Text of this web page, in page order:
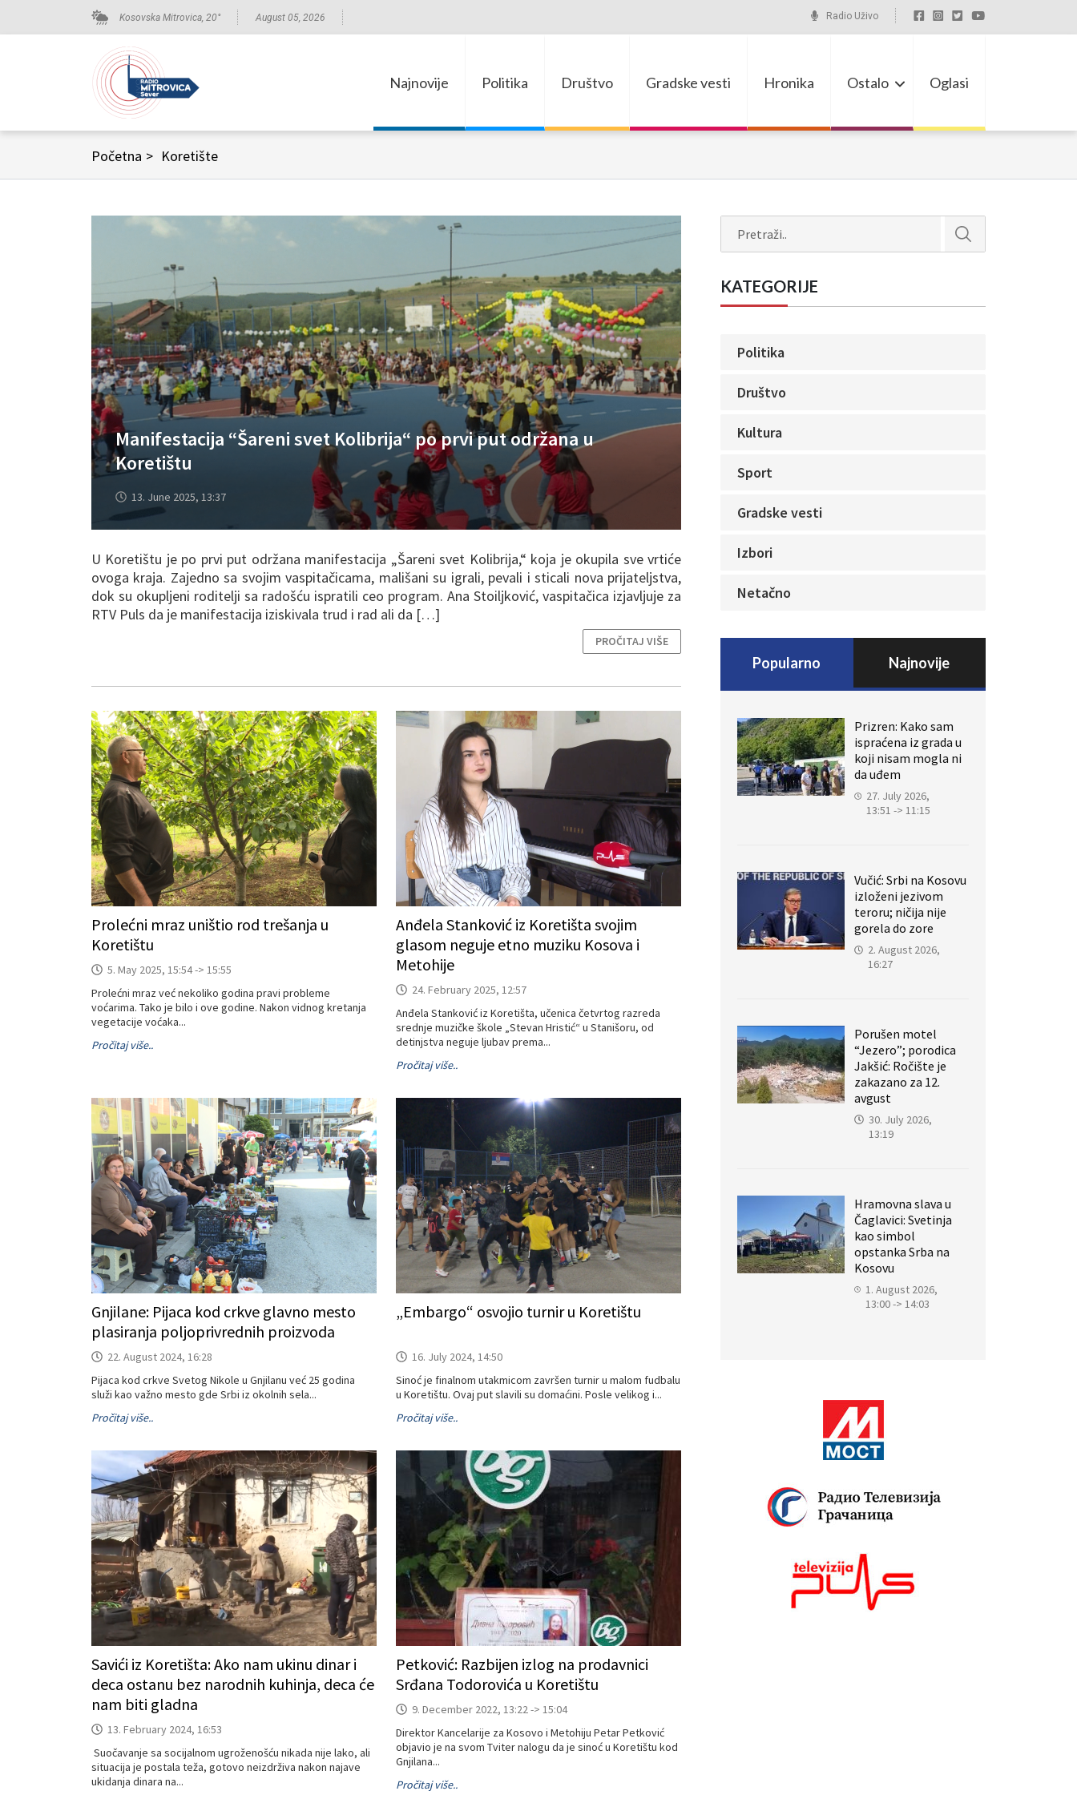
Kosovska Mitrovica, 20° August 05, 2026 Radio Uživo
Najnovije Politika Društvo Gradske vesti Hronika Ostalo Oglasi
Početna > Koretište
Manifestacija “Šareni svet Kolibrija“ po prvi put održana u
Koretištu
13. June 2025, 13:37
U Koretištu je po prvi put održana manifestacija „Šareni svet Kolibrija,“ koja je okupila sve vrtiće
ovoga kraja. Zajedno sa svojim vaspitačicama, mališani su igrali, pevali i sticali nova prijateljstva,
dok su okupljeni roditelji sa radošću ispratili ceo program. Ana Stoiljković, vaspitačica izjavljuje za
RTV Puls da je manifestacija iziskivala trud i rad ali da […]
PROČITAJ VIŠE
Prolećni mraz uništio rod trešanja u
Koretištu
5. May 2025, 15:54 -> 15:55
Prolećni mraz već nekoliko godina pravi probleme
voćarima. Tako je bilo i ove godine. Nakon vidnog kretanja
vegetacije voćaka...
Pročitaj više..
Anđela Stanković iz Koretišta svojim
glasom neguje etno muziku Kosova i
Metohije
24. February 2025, 12:57
Anđela Stanković iz Koretišta, učenica četvrtog razreda
srednje muzičke škole „Stevan Hristić“ u Stanišoru, od
detinjstva neguje ljubav prema...
Pročitaj više..
Gnjilane: Pijaca kod crkve glavno mesto
plasiranja poljoprivrednih proizvoda
22. August 2024, 16:28
Pijaca kod crkve Svetog Nikole u Gnjilanu već 25 godina
služi kao važno mesto gde Srbi iz okolnih sela...
Pročitaj više..
„Embargo“ osvojio turnir u Koretištu
16. July 2024, 14:50
Sinoć je finalnom utakmicom završen turnir u malom fudbalu
u Koretištu. Ovaj put slavili su domaćini. Posle velikog i...
Pročitaj više..
Savići iz Koretišta: Ako nam ukinu dinar i
deca ostanu bez narodnih kuhinja, deca će
nam biti gladna
13. February 2024, 16:53
Suočavanje sa socijalnom ugroženošću nikada nije lako, ali
situacija je postala teža, gotovo neizdrživa nakon najave
ukidanja dinara na...
Petković: Razbijen izlog na prodavnici
Srđana Todorovića u Koretištu
9. December 2022, 13:22 -> 15:04
Direktor Kancelarije za Kosovo i Metohiju Petar Petković
objavio je na svom Tviter nalogu da je sinoć u Koretištu kod
Gnjilana...
Pročitaj više..
KATEGORIJE
Politika
Društvo
Kultura
Sport
Gradske vesti
Izbori
Netačno
Popularno Najnovije
Prizren: Kako sam
ispraćena iz grada u
koji nisam mogla ni
da uđem
27. July 2026,
13:51 -> 11:15
Vučić: Srbi na Kosovu
izloženi jezivom
teroru; ničija nije
gorela do zore
2. August 2026,
16:27
Porušen motel
“Jezero”; porodica
Jakšić: Ročište je
zakazano za 12.
avgust
30. July 2026,
13:19
Hramovna slava u
Čaglavici: Svetinja
kao simbol
opstanka Srba na
Kosovu
1. August 2026,
13:00 -> 14:03